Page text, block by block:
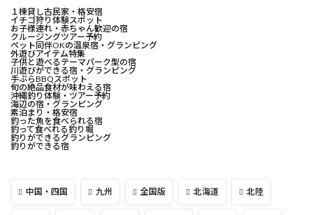
１棟貸し古民家・格安宿
イチゴ狩り体験スポット
お子様連れ・赤ちゃん歓迎の宿
クルージングツアー予約
ペット同伴OKの温泉宿・グランピング
外遊びアイテム特集
子供と遊べるテーマパーク型の宿
川遊びができる宿・グランピング
手ぶらBBQスポット
旬の絶品食材が味わえる宿
沖縄釣り体験・ツアー予約
海辺の宿・グランピング
素泊まり・格安宿
釣った魚を食べられる宿
釣って食べれる釣り堀
釣りができるグランピング
釣りができる宿
中国・四国 九州 全国版 北海道 北陸